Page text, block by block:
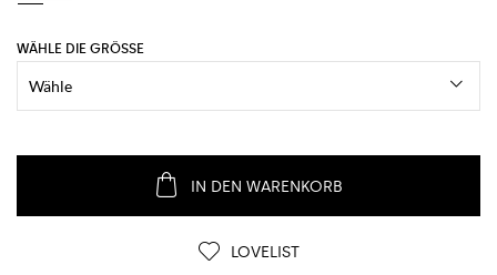
WÄHLE DIE GRÖSSE
IN DEN WARENKORB
LOVELIST